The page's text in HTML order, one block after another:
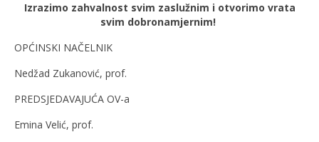
Izrazimo zahvalnost svim zaslužnim i otvorimo vrata
svim dobronamjernim!
OPĆINSKI NAČELNIK
Nedžad Zukanović, prof.
PREDSJEDAVAJUĆA OV-a
Emina Velić, prof.